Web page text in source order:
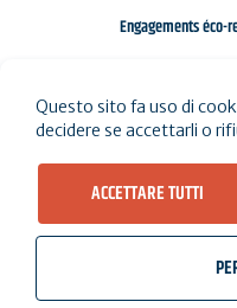
Engagements éco-
Questo sito fa uso di
decidere se accettarli o
ACCETTARE TUTTI